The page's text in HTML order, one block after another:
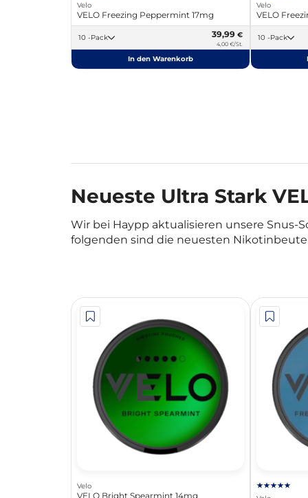
Velo
VELO Freezing Peppermint 17mg
10 -Pack 39,99 €
4,00 €/St.
In den Warenkorb
Velo
VELO
10 -Pack
Neueste Ultra Stark
Wir bei Haypp aktualisieren unsere
folgenden sind die neuesten
Velo
VELO Bright Spearmint 14mg